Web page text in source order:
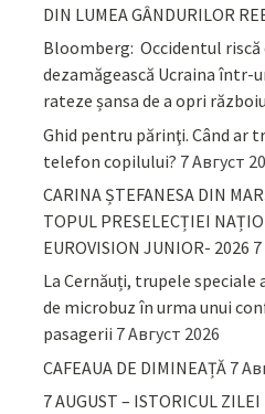
DIN LUMEA GÂNDURILOR
Bloomberg: Occidentul riscă
dezamăgească Ucraina într-
rateze șansa de a opri
Ghid pentru părinţi. Când ar
telefon copilului? 7 Август
CARINA ȘTEFANESA DIN
TOPUL PRESELECȚIEI
EUROVISION JUNIOR- 2026
La Cernăuți, trupele speciale
de microbuz în urma unui
pasagerii 7 Август 2026
CAFEAUA DE DIMINEAȚĂ 7
7 AUGUST – ISTORICUL ZILEI